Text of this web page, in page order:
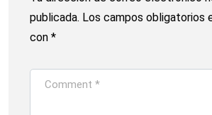
publicada. Los campos obligatorios
con *